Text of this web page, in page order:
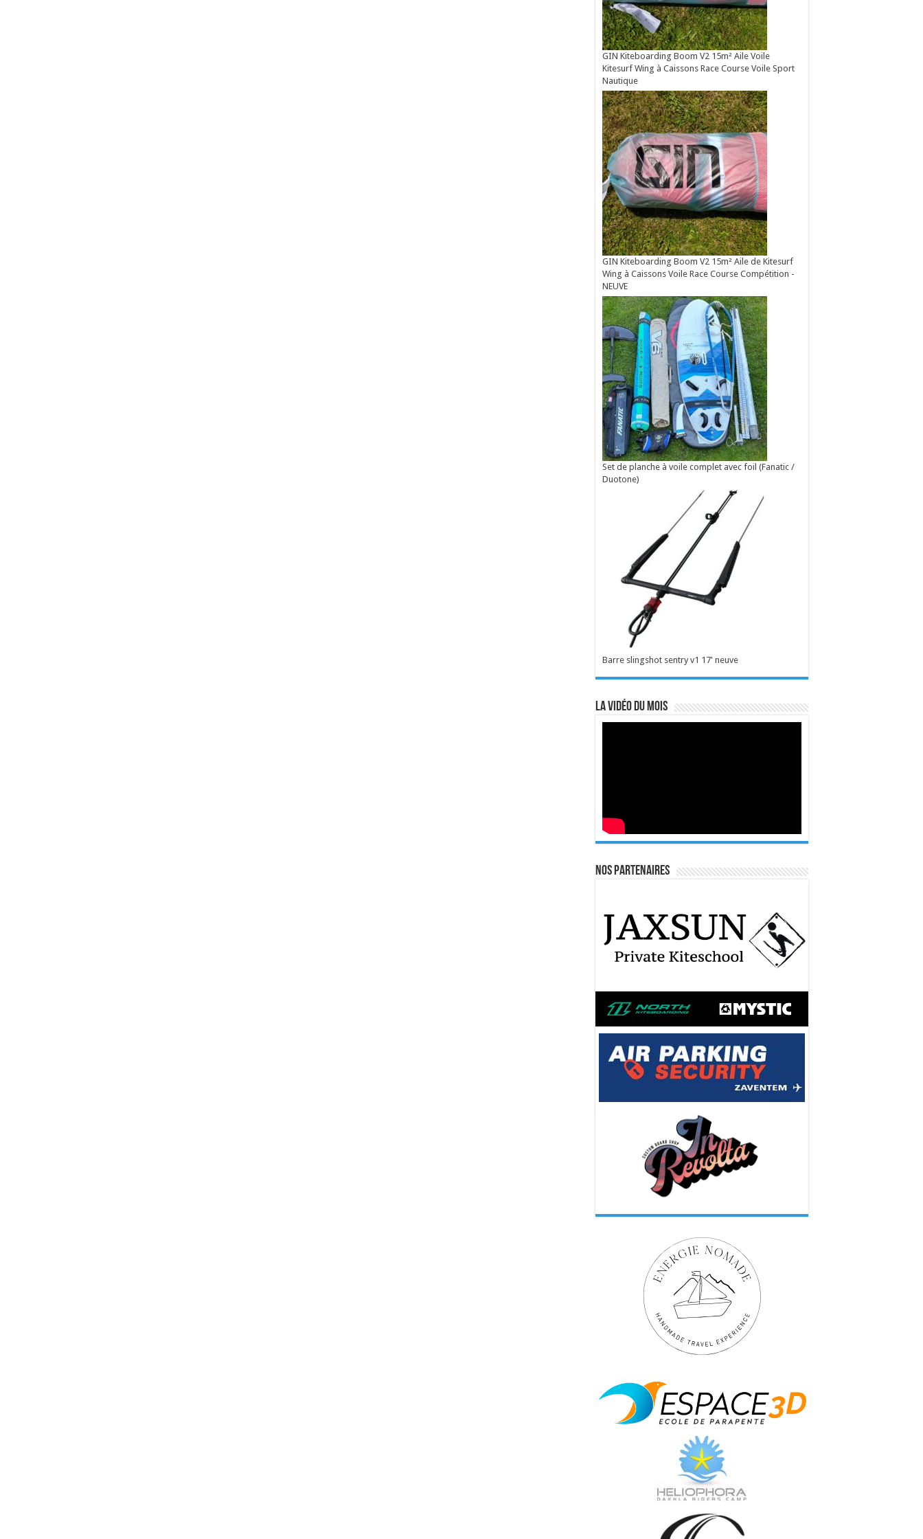
GIN Kiteboarding Boom V2 15m² Aile Voile
Kitesurf Wing à Caissons Race Course Voile Sport
Nautique
GIN Kiteboarding Boom V2 15m² Aile de Kitesurf
Wing à Caissons Voile Race Course Compétition -
NEUVE
Set de planche à voile complet avec foil (Fanatic /
Duotone)
Barre slingshot sentry v1 17' neuve
La vidéo du mois
Nos Partenaires